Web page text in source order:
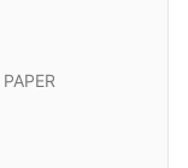
PAPER